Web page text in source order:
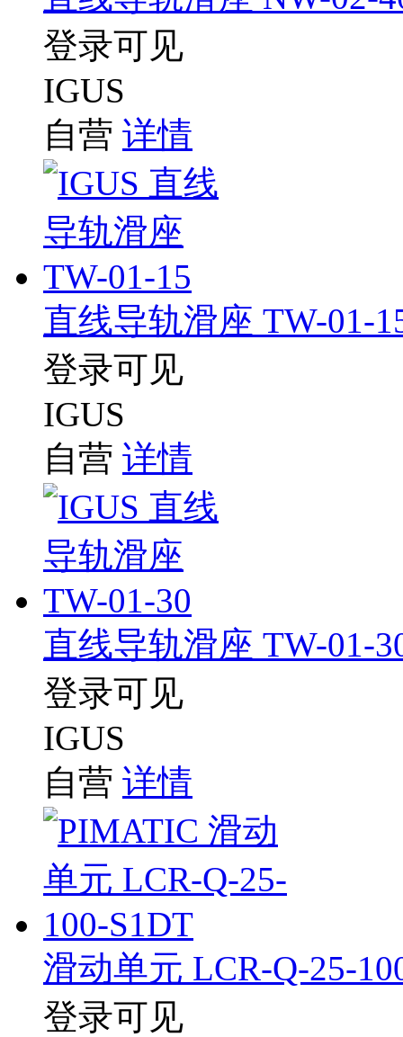
登录可见
IGUS
自营 详情
直线导轨滑座 TW-01-
登录可见
IGUS
自营 详情
直线导轨滑座 TW-01-
登录可见
IGUS
自营 详情
滑动单元 LCR-Q-25-
登录可见